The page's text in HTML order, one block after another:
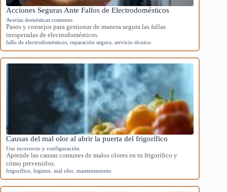
Acciones Seguras Ante Fallos de Electrodomésticos
Averías domésticas comunes
Pasos y consejos para gestionar de manera segura las fallas
inesperadas de electrodomésticos.
fallo de electrodomésticos reparación segura servicio técnico
Causas del mal olor al abrir la puerta del frigorífico
Uso incorrecto y configuración
Aprende las causas comunes de malos olores en tu frigorífico y
cómo prevenirlos.
frigorífico higiene mal olor mantenimiento